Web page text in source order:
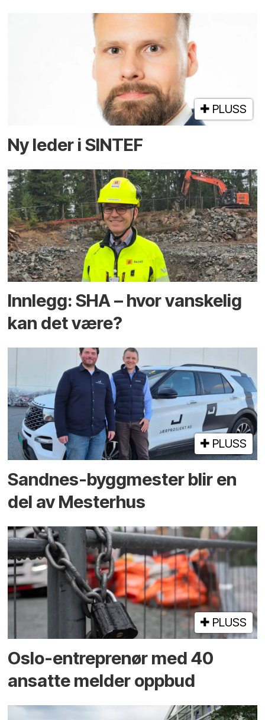
PLUSS
Ny leder i SINTEF
Innlegg: SHA – hvor vanskelig
kan det være?
PLUSS
Sandnes-byggmester blir en
del av Mesterhus
PLUSS
Oslo-entreprenør med 40
ansatte melder oppbud